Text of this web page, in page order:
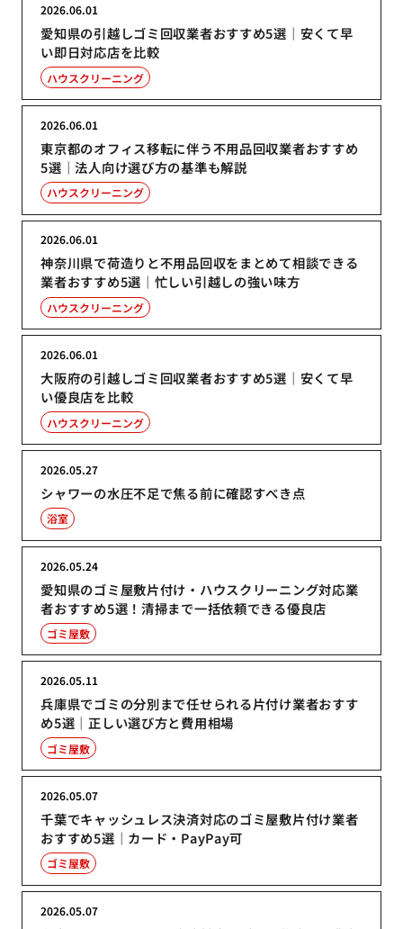
愛知県の引越しゴミ回収業者おすすめ5選｜安くて早
い即日対応店を比較
2026.06.01
ハウスクリーニング
東京都のオフィス移転に伴う不用品回収業者おすすめ
5選｜法人向け選び方の基準も解説
2026.06.01
ハウスクリーニング
神奈川県で荷造りと不用品回収をまとめて相談できる
業者おすすめ5選｜忙しい引越しの強い味方
2026.06.01
ハウスクリーニング
大阪府の引越しゴミ回収業者おすすめ5選｜安くて早
い優良店を比較
2026.06.01
ハウスクリーニング
シャワーの水圧不足で焦る前に確認すべき点
2026.05.27
浴室
愛知県のゴミ屋敷片付け・ハウスクリーニング対応業
者おすすめ5選！清掃まで一括依頼できる優良店
2026.05.24
ゴミ屋敷
兵庫県でゴミの分別まで任せられる片付け業者おすす
め5選｜正しい選び方と費用相場
2026.05.11
ゴミ屋敷
千葉でキャッシュレス決済対応のゴミ屋敷片付け業者
おすすめ5選｜カード・PayPay可
2026.05.07
ゴミ屋敷
2026.05.07